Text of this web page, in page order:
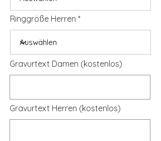
Ringgröße Herren
Gravurtext Damen (kostenlos)
Gravurtext Herren (kostenlos)